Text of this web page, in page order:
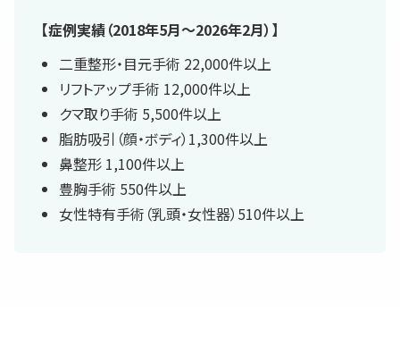
【症例実績（2018年5月〜2026年2月）】
二重整形・目元手術 22,000件以上
リフトアップ手術 12,000件以上
クマ取り手術 5,500件以上
脂肪吸引（顔・ボディ）1,300件以上
鼻整形 1,100件以上
豊胸手術 550件以上
女性特有手術（乳頭・女性器）510件以上